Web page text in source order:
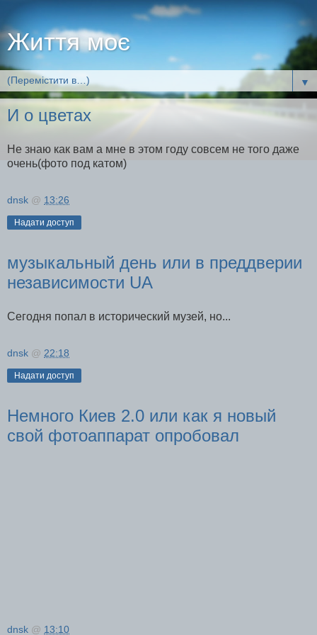
Життя моє
▼
И о цветах
Не знаю как вам а мне в этом году совсем не того даже
очень(фото под катом)
dnsk @ 13:26
Надати доступ
музыкальный день или в преддверии
независимости UA
Сегодня попал в исторический музей, но...
dnsk @ 22:18
Надати доступ
Немного Киев 2.0 или как я новый
свой фотоаппарат опробовал
dnsk @ 13:10